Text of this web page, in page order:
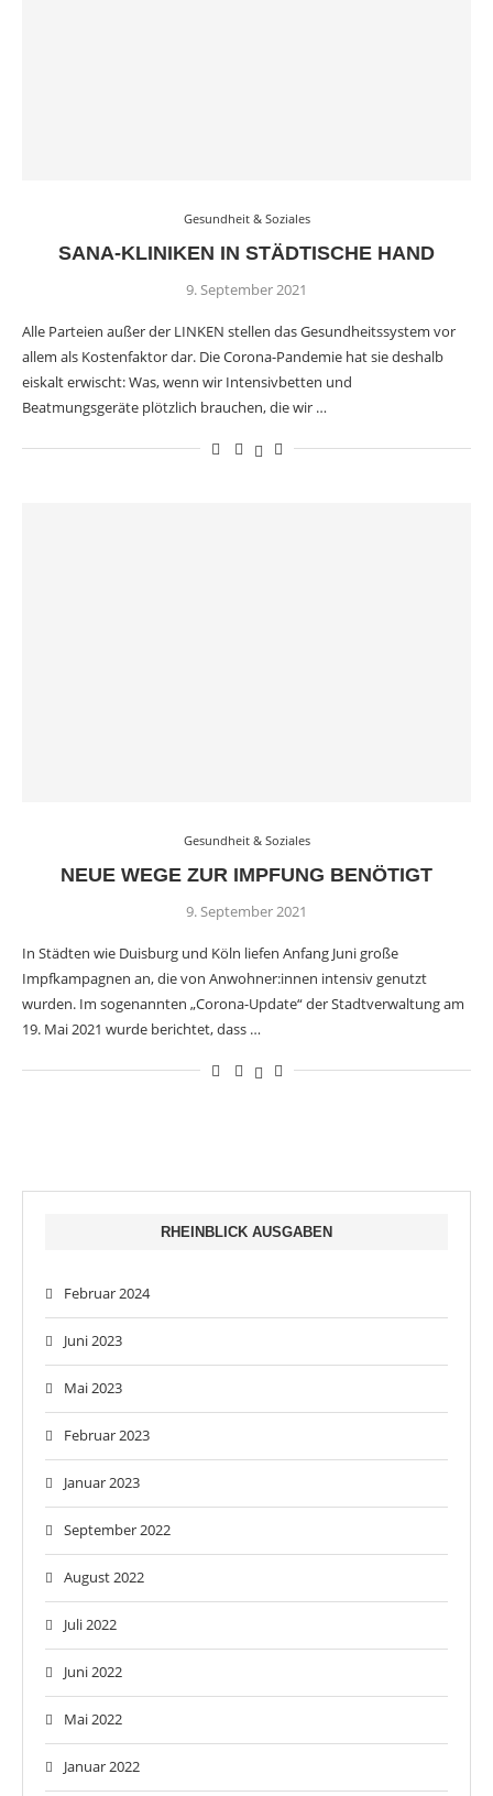
Gesundheit & Soziales
SANA-KLINIKEN IN STÄDTISCHE HAND
9. September 2021
Alle Parteien außer der LINKEN stellen das Gesundheitssystem vor
allem als Kosten­faktor dar. Die Corona-Pandemie hat sie deshalb
eiskalt erwischt: Was, wenn wir Intensivbetten und
Beatmungsgeräte plötzlich brauchen, die wir …
Gesundheit & Soziales
NEUE WEGE ZUR IMPFUNG BENÖTIGT
9. September 2021
In Städten wie Duisburg und Köln liefen Anfang Juni große
Impfkampagnen an, die von Anwohner:innen intensiv genutzt
wurden. Im sogenannten „Corona-Update“ der Stadtverwaltung am
19. Mai 2021 wurde berichtet, dass …
RHEINBLICK AUSGABEN
Februar 2024
Juni 2023
Mai 2023
Februar 2023
Januar 2023
September 2022
August 2022
Juli 2022
Juni 2022
Mai 2022
Januar 2022